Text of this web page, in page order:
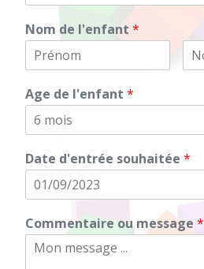
Nom de l'enfant*
Age de l'enfant*
Date d'entrée souhaitée*
Commentaire ou message*